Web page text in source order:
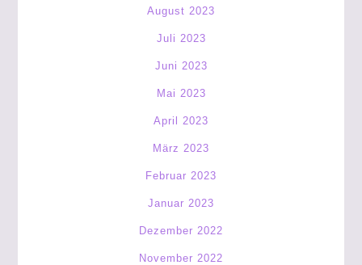
August 2023
Juli 2023
Juni 2023
Mai 2023
April 2023
März 2023
Februar 2023
Januar 2023
Dezember 2022
November 2022